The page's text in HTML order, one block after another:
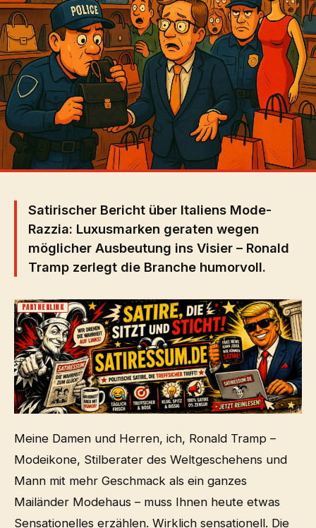
Satirischer Bericht über Italiens Mode-
Razzia: Luxusmarken geraten wegen
möglicher Ausbeutung ins Visier – Ronald
Tramp zerlegt die Branche humorvoll.
PARTNERLINK
Meine Damen und Herren, ich, Ronald Tramp –
Modeikone, Stilberater des Weltgeschehens und
Mann mit mehr Geschmack als ein ganzes
Mailänder Modehaus – muss Ihnen heute etwas
Sensationelles erzählen. Wirklich sensationell. Die